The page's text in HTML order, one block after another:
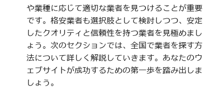
や業種に応じて適切な業者を見つけることが重要
です。格安業者も選択肢として検討しつつ、安定
したクオリティと信頼性を持つ業者を見極めまし
ょう。次のセクションでは、全国で業者を探す方
法について詳しく解説していきます。あなたのウ
ェブサイトが成功するための第一歩を踏み出しま
しょう。